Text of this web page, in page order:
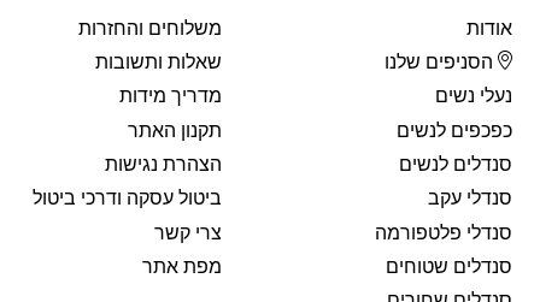
אודות
הסניפים שלנו
נעלי נשים
כפכפים לנשים
סנדלים לנשים
סנדלי עקב
סנדלי פלטפורמה
סנדלים שטוחים
משלוחים והחזרות
שאלות ותשובות
מדריך מידות
תקנון האתר
הצהרת נגישות
ביטול עסקה ודרכי ביטול
צרי קשר
מפת אתר